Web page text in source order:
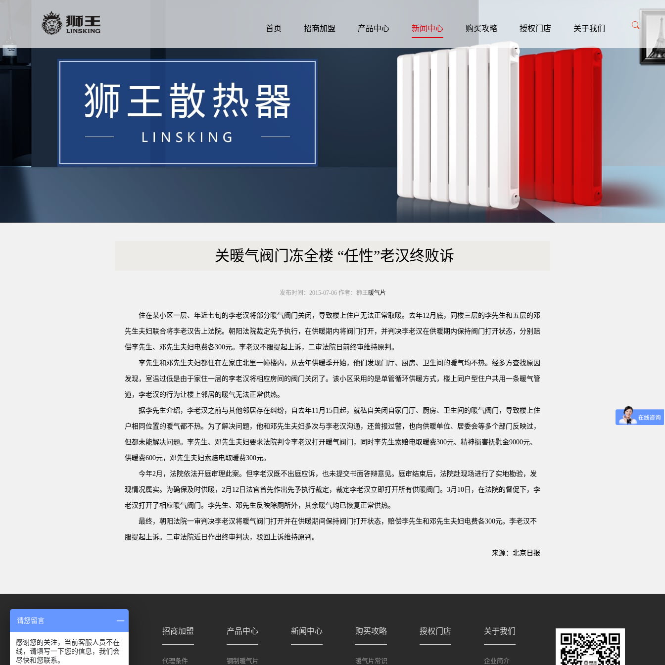
首页 招商加盟 产品中心 新闻中心 购买攻略 授权门店 关于我们
企业简介 联系我们
关暖气阀门冻全楼 “任性”老汉终败诉
发布时间：2015-07-06 作者：狮王暖气片
住在某小区一层、年近七旬的李老汉将部分暖气阀门关闭，导致楼上住户无法正常取暖。去年12月底，同楼三层的李先生和五层的邓
先生夫妇联合将李老汉告上法院。朝阳法院裁定先予执行，在供暖期内将阀门打开，并判决李老汉在供暖期内保持阀门打开状态，分别赔
偿李先生、邓先生夫妇电费各300元。李老汉不服提起上诉，二审法院日前终审维持原判。
李先生和邓先生夫妇都住在左家庄北里一幢楼内，从去年供暖季开始，他们发现门厅、厨房、卫生间的暖气均不热。经多方查找原因
发现，室温过低是由于家住一层的李老汉将相应房间的阀门关闭了。该小区采用的是单管循环供暖方式，楼上同户型住户共用一条暖气管
道，李老汉的行为让楼上邻居的暖气无法正常供热。
据李先生介绍，李老汉之前与其他邻居存在纠纷，自去年11月15日起，就私自关闭自家门厅、厨房、卫生间的暖气阀门，导致楼上住
户相同位置的暖气都不热。为了解决问题，他和邓先生夫妇多次与李老汉沟通，还曾报过警，也向供暖单位、居委会等多个部门反映过，
但都未能解决问题。李先生、邓先生夫妇要求法院判令李老汉打开暖气阀门，同时李先生索赔电取暖费300元、精神损害抚慰金9000元、
供暖费600元，邓先生夫妇索赔电取暖费300元。
今年2月，法院依法开庭审理此案。但李老汉既不出庭应诉，也未提交书面答辩意见。庭审结束后，法院赴现场进行了实地勘验，发
现情况属实。为确保及时供暖，2月12日法官首先作出先予执行裁定，裁定李老汉立即打开所有供暖阀门。3月10日，在法院的督促下，李
老汉打开了相应暖气阀门。李先生、邓先生反映除厕所外，其余暖气均已恢复正常供热。
最终，朝阳法院一审判决李老汉将暖气阀门打开并在供暖期间保持阀门打开状态，赔偿李先生和邓先生夫妇电费各300元。李老汉不
服提起上诉。二审法院近日作出终审判决，驳回上诉维持原判。
来源：北京日报
招商加盟
代理条件
产品中心
钢制暖气片
新闻中心 购买攻略
暖气片常识
授权门店 关于我们
企业简介
请您留言
感谢您的关注，当前客服人员不在
线，请填写一下您的信息，我们会
尽快和您联系。